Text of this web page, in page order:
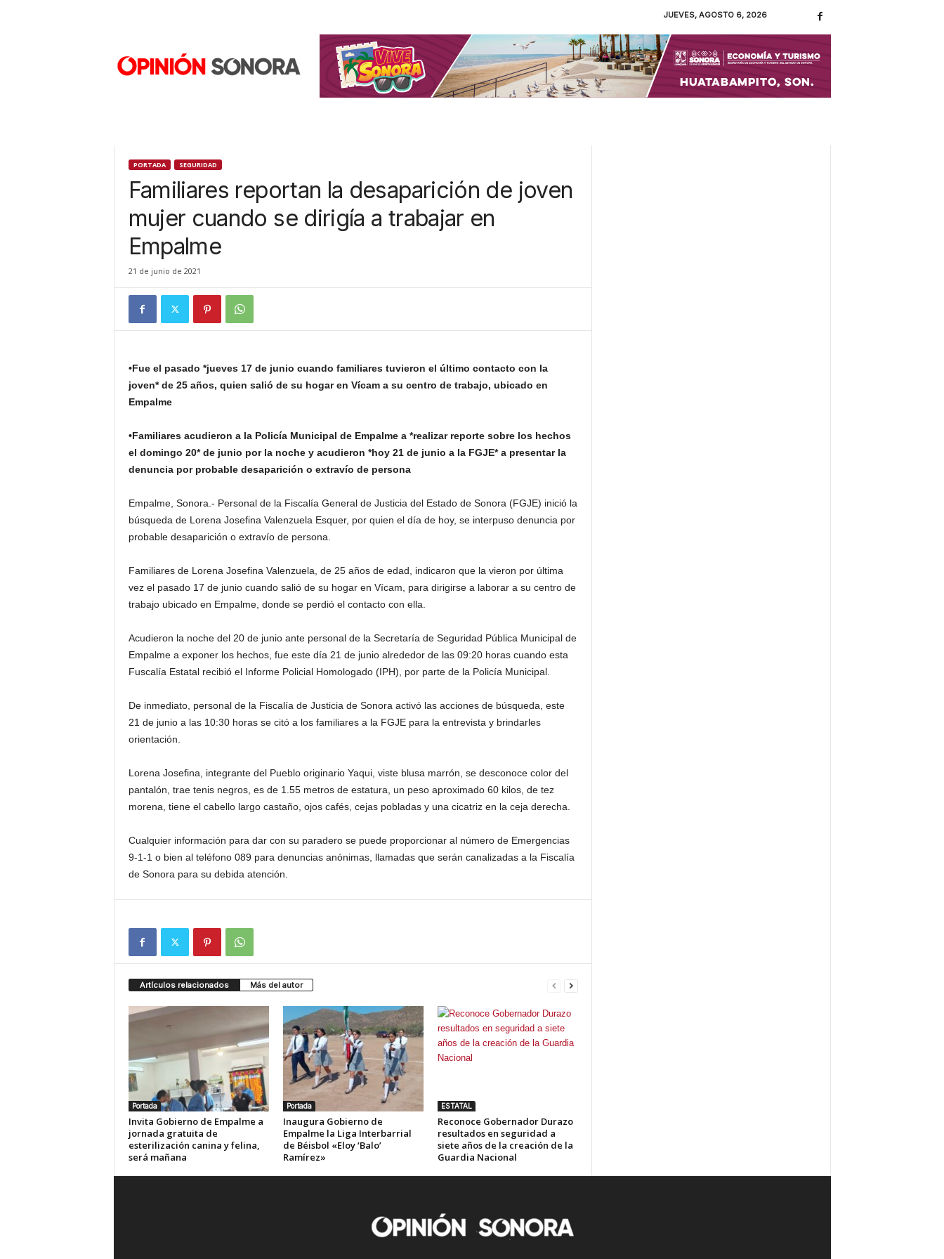
JUEVES, AGOSTO 6, 2026
PORTADA SEGURIDAD
Familiares reportan la desaparición de joven
mujer cuando se dirigía a trabajar en
Empalme
21 de junio de 2021
•Fue el pasado *jueves 17 de junio cuando familiares tuvieron el último contacto con la
joven* de 25 años, quien salió de su hogar en Vícam a su centro de trabajo, ubicado en
Empalme
•Familiares acudieron a la Policía Municipal de Empalme a *realizar reporte sobre los hechos
el domingo 20* de junio por la noche y acudieron *hoy 21 de junio a la FGJE* a presentar la
denuncia por probable desaparición o extravío de persona
Empalme, Sonora.- Personal de la Fiscalía General de Justicia del Estado de Sonora (FGJE) inició la
búsqueda de Lorena Josefina Valenzuela Esquer, por quien el día de hoy, se interpuso denuncia por
probable desaparición o extravío de persona.
Familiares de Lorena Josefina Valenzuela, de 25 años de edad, indicaron que la vieron por última
vez el pasado 17 de junio cuando salió de su hogar en Vícam, para dirigirse a laborar a su centro de
trabajo ubicado en Empalme, donde se perdió el contacto con ella.
Acudieron la noche del 20 de junio ante personal de la Secretaría de Seguridad Pública Municipal de
Empalme a exponer los hechos, fue este día 21 de junio alrededor de las 09:20 horas cuando esta
Fuscalía Estatal recibió el Informe Policial Homologado (IPH), por parte de la Policía Municipal.
De inmediato, personal de la Fiscalía de Justicia de Sonora activó las acciones de búsqueda, este
21 de junio a las 10:30 horas se citó a los familiares a la FGJE para la entrevista y brindarles
orientación.
Lorena Josefina, integrante del Pueblo originario Yaqui, viste blusa marrón, se desconoce color del
pantalón, trae tenis negros, es de 1.55 metros de estatura, un peso aproximado 60 kilos, de tez
morena, tiene el cabello largo castaño, ojos cafés, cejas pobladas y una cicatriz en la ceja derecha.
Cualquier información para dar con su paradero se puede proporcionar al número de Emergencias
9-1-1 o bien al teléfono 089 para denuncias anónimas, llamadas que serán canalizadas a la Fiscalía
de Sonora para su debida atención.
Artículos relacionados Más del autor
Portada
Invita Gobierno de Empalme a
jornada gratuita de
esterilización canina y felina,
será mañana
Portada
Inaugura Gobierno de
Empalme la Liga Interbarrial
de Béisbol «Eloy ‘Balo’
Ramírez»
ESTATAL
Reconoce Gobernador Durazo
resultados en seguridad a
siete años de la creación de la
Guardia Nacional